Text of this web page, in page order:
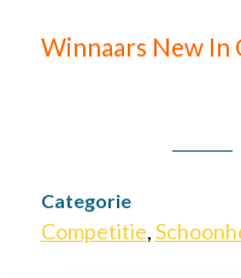
Winnaars New In
Categorie
Competitie,